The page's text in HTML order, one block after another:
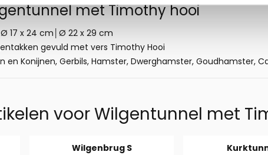
met Timothy hooi
17 x 24 cm│Ø 22 x 29 cm
gevuld met vers Timothy Hooi
en Konijnen, Gerbils, Hamster, Dwerghamster, Goudhamster,
voorWilgentunnel met
Wilgenbrug S